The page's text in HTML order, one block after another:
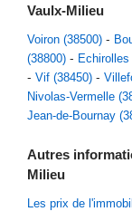
Vaulx-Milieu
Voiron (38500)
(38800)
Vif (38450)
Nivolas-Vermelle
Jean-de-Bournay
Autres
Milieu
Les prix de